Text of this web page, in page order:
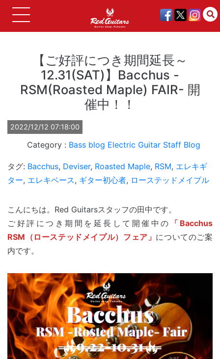
【ご好評につき期間延長～
12.31(SAT)】Bacchus -
RSM(Roasted Maple) FAIR- 開
催中！！
2022/12/12 07:18:00
Bass blog Electric Guitar Staff Blog
タグ: Bacchus, Deviser, Roasted Maple, RSM, エレキギ
ター, エレキベース, ギター初心者, ローステッドメイプル
こんにちは。Red Guitarsスタッフの田中です。
ご好評につき期間を延長して開催中の
「Bacchus
RSM（ローステッドメイプル）フェア」 についてのご案
内です。